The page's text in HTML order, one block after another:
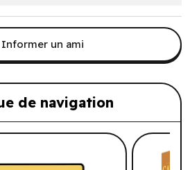
Informer un ami
de navigation
suggérés: Votre